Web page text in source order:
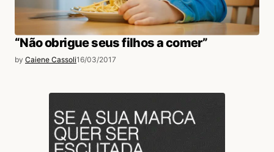
“Não obrigue seus filhos a comer”
by Caiene Cassoli16/03/2017